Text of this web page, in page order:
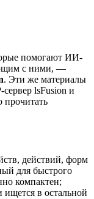
помогают ИИ-
с ними, —
. Эти же материалы
lsFusion и
прочитать
действий, форм
для быстрого
компактен;
в остальной